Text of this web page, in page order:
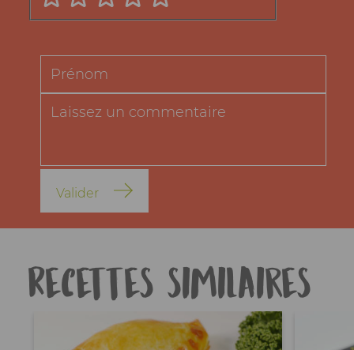
Valider
Recettes similaires